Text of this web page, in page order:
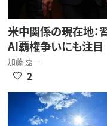
米中関係の現在地：
AI覇権争いにも注目
加藤 嘉一
2